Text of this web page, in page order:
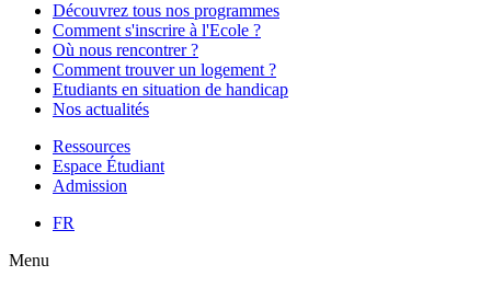
Découvrez tous nos programmes
Comment s'inscrire à l'Ecole ?
Où nous rencontrer ?
Comment trouver un logement ?
Etudiants en situation de handicap
Nos actualités
Ressources
Espace Étudiant
Admission
FR
Menu